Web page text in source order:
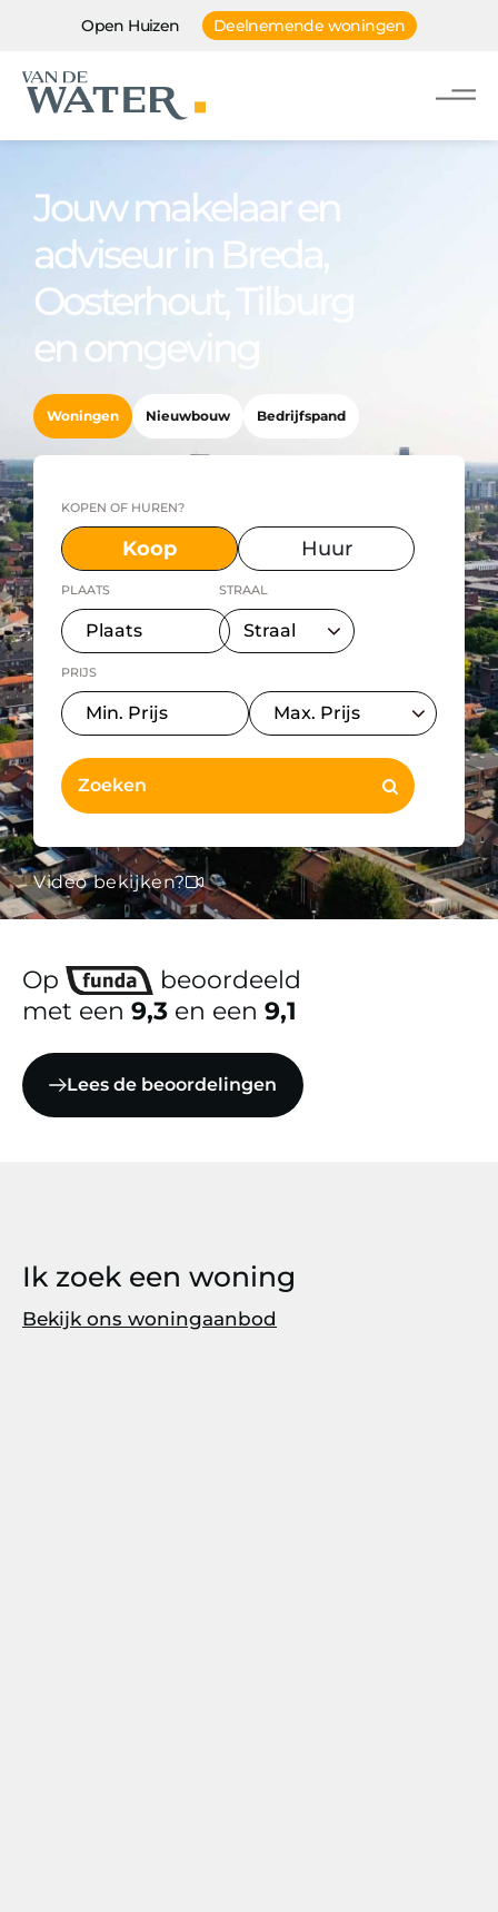
Open Huizen Deelnemende woningen
Jouw makelaar en
adviseur in Breda,
Oosterhout, Tilburg
en omgeving
Woningen Nieuwbouw Bedrijfspand
KOPEN OF HUREN?
Koop Huur
PLAATS STRAAL
PRIJS
Video bekijken?
Op
beoordeeld
met een 9,3 en een 9,1
Lees de beoordelingen
Ik zoek een woning
Bekijk ons woningaanbod